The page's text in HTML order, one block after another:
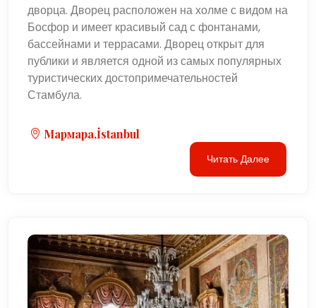
дворца. Дворец расположен на холме с видом на
Босфор и имеет красивый сад с фонтанами,
бассейнами и террасами. Дворец открыт для
публики и является одной из самых популярных
туристических достопримечательностей
Стамбула.
Мармара,İstanbul
Читать Далее